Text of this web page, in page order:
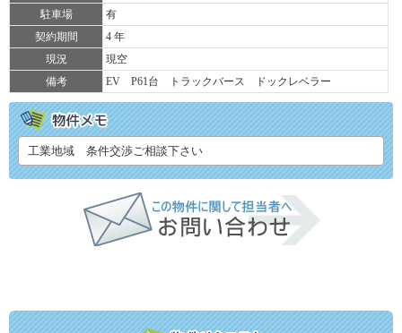
駐車場
有
契約期間
4 年
現況
現空
備考
EV P61台 トラックバース ドックレベラー
工業地域 条件交渉ご相談下さい